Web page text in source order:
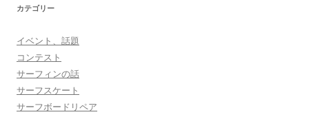
カテゴリー
イベント、話題
コンテスト
サーフィンの話
サーフスケート
サーフボードリペア